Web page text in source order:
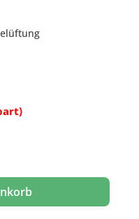
die Schaltflächen um die